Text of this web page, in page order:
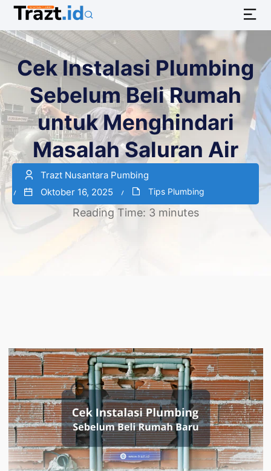
Cek Instalasi Plumbing
Sebelum Beli Rumah
untuk Menghindari
Masalah Saluran Air
Trazt Nusantara Pumbing
Oktober 16, 2025
Tips Plumbing
Reading Time: 3 minutes